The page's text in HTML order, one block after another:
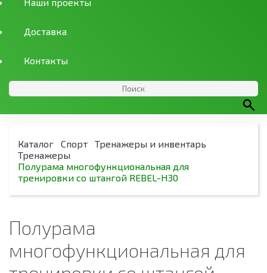
Доставка
Контакты
Каталог Спорт
Тренажеры и инвентарь
Тренажеры
Полурама многофункциональная для
тренировки со штангой REBEL-H30
Полурама
многофункциональная для